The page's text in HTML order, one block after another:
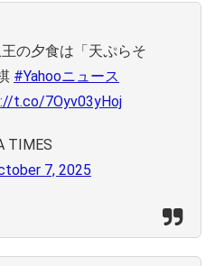
の夕食は「天ぷらそ
#Yahooニュース
t.co/7Oyv03yHoj
TIMES
7, 2025